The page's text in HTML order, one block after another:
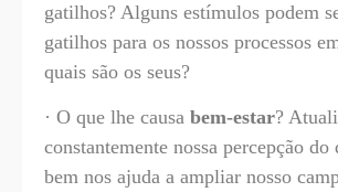
gatilhos? Alguns estímulos podem
gatilhos para os nossos processos
quais são os seus?
· O que lhe causa bem-estar?
constantemente nossa percepção do
bem nos ajuda a ampliar nosso